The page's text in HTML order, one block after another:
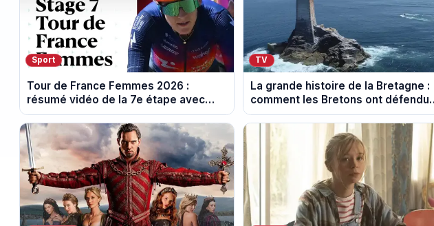
Sport
Tour de France Femmes 2026 :
résumé vidéo de la 7e étape avec
l'ascension du Mont Ventoux
TV
La grande histoire de la Bretagne :
comment les Bretons ont défendu
leur culture au fil des décennies